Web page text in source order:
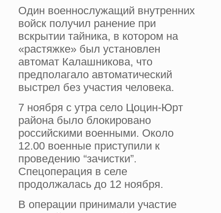
Один военнослужащий внутренних
войск получил ранение при
вскрытии тайника, в котором на
«растяжке» был установлен
автомат Калашникова, что
предполагало автоматический
выстрел без участия человека.
7 ноября с утра село Цоцин-Юрт
района было блокировано
российскими военными. Около
12.00 военные приступили к
проведению “зачистки”.
Спецоперация в селе
продолжалась до 12 ноября.
В операции принимали участие